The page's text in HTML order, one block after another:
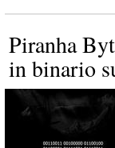
Piranha
in binario